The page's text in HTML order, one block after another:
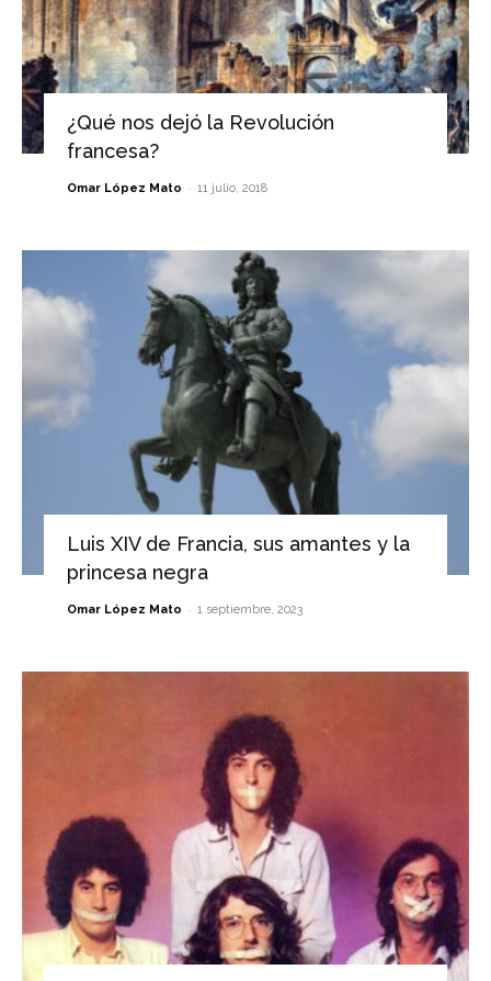
¿Qué nos dejó la Revolución
francesa?
Omar López Mato - 11 julio, 2018
Luis XIV de Francia, sus amantes y la
princesa negra
Omar López Mato - 1 septiembre, 2023